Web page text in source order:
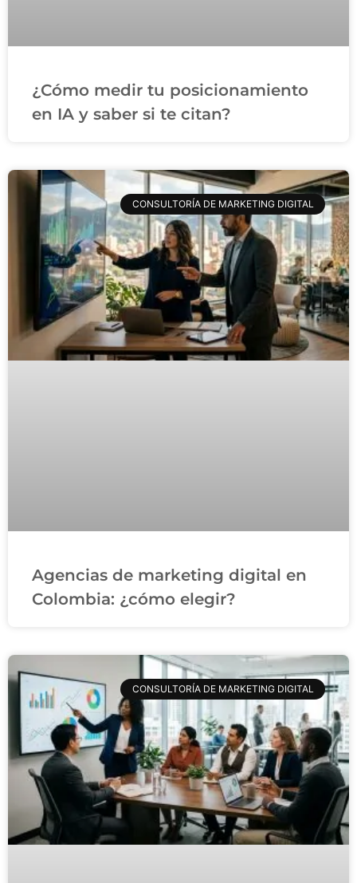
¿Cómo medir tu posicionamiento
en IA y saber si te citan?
CONSULTORÍA DE MARKETING DIGITAL
Agencias de marketing digital en
Colombia: ¿cómo elegir?
CONSULTORÍA DE MARKETING DIGITAL